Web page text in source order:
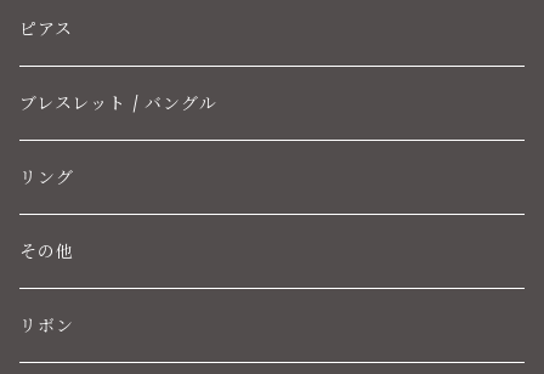
ピアス
ブレスレット / バングル
リング
その他
リボン